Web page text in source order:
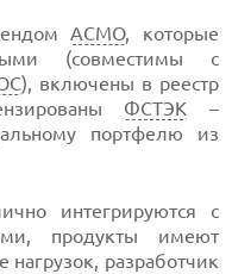
АСМО, которые
(совместимы с
), включены в реестр
ФСТЭК –
портфелю из
интегрируются с
продукты имеют
нагрузок, разработчик